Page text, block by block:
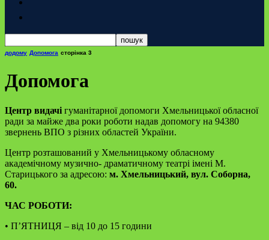
додому Допомога сторінка 3
Допомога
Центр видачі гуманітарної допомоги Хмельницької обласної
ради за майже два роки роботи надав допомогу на 94380
звернень ВПО з різних областей України.
Центр розташований у Хмельницькому обласному
академічному музично- драматичному театрі імені М.
Старицького за адресою: м. Хмельницький, вул. Соборна,
60.
ЧАС РОБОТИ:
• П’ЯТНИЦЯ – від 10 до 15 години